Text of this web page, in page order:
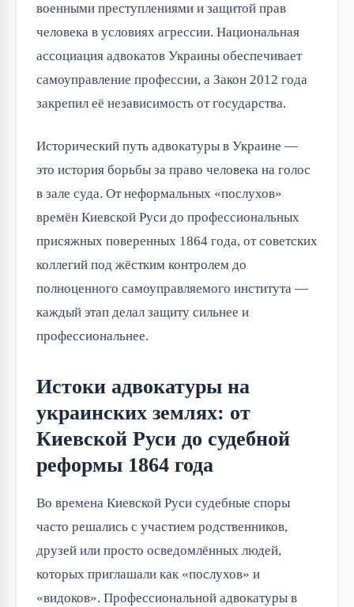
военными преступлениями и защитой прав
человека в условиях агрессии. Национальная
ассоциация адвокатов Украины обеспечивает
самоуправление профессии, а Закон 2012 года
закрепил её независимость от государства.
Исторический путь адвокатуры в Украине —
это история борьбы за право человека на голос
в зале суда. От неформальных «послухов»
времён Киевской Руси до профессиональных
присяжных поверенных 1864 года, от советских
коллегий под жёстким контролем до
полноценного самоуправляемого института —
каждый этап делал защиту сильнее и
профессиональнее.
Истоки адвокатуры на
украинских землях: от
Киевской Руси до судебной
реформы 1864 года
Во времена Киевской Руси судебные споры
часто решались с участием родственников,
друзей или просто осведомлённых людей,
которых приглашали как «послухов» и
«видоков». Профессиональной адвокатуры в